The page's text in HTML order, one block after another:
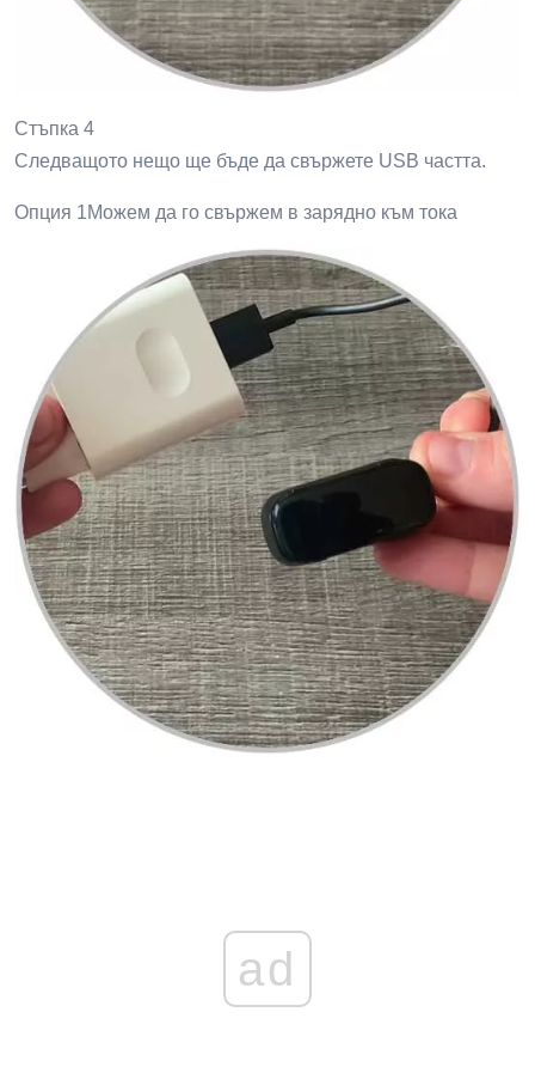
Стъпка 4
Следващото нещо ще бъде да свържете USB частта.
Опция 1Можем да го свържем в зарядно към тока
ad